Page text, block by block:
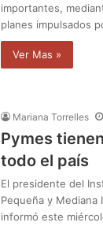
importantes,
planes impulsados
Ver Mas »
Mariana Torrelles
Pymes
todo el país
El presidente del
Pequeña y Mediana
informó este